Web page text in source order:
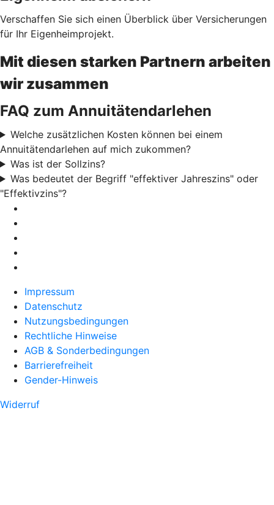
Verschaffen Sie sich einen Überblick über Versicherungen
für Ihr Eigenheimprojekt.
Mit diesen starken Partnern arbeiten
wir zusammen
FAQ zum Annuitätendarlehen
Welche zusätzlichen Kosten können bei einem
Annuitätendarlehen auf mich zukommen?
Was ist der Sollzins?
Was bedeutet der Begriff "effektiver Jahreszins" oder
"Effektivzins"?
Impressum
Datenschutz
Nutzungsbedingungen
Rechtliche Hinweise
AGB & Sonderbedingungen
Barrierefreiheit
Gender-Hinweis
Widerruf